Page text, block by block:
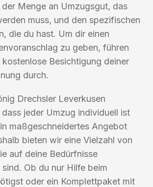
Menge an Umzugsgut, das
muss, und den spezifischen
die du hast. Um dir einen
zu geben, führen
Besichtigung deiner
durch.
Drechsler Leverkusen
jeder Umzug individuell ist
maßgeschneidertes Angebot
bieten wir eine Vielzahl von
auf deine Bedürfnisse
Ob du nur Hilfe beim
oder ein Komplettpaket mit